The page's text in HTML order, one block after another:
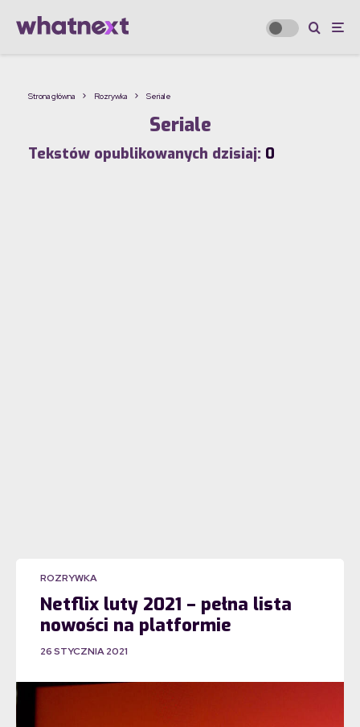
Strona główna Rozrywka Seriale
Seriale
Tekstów opublikowanych dzisiaj: 0
ROZRYWKA
Netflix luty 2021 – pełna lista
nowości na platformie
26 STYCZNIA 2021